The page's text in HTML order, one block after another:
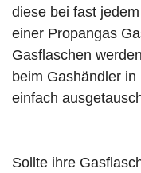
diese bei fast
einer Propangas
Gasflaschen
beim Gashändler
einfach
Sollte ihre